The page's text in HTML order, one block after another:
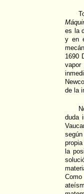
es la
y en
1690
de la
duda
la